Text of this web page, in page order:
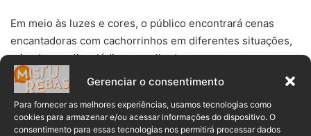
Gerenciar o consentimento
Para fornecer as melhores experiências, usamos tecnologias como
cookies para armazenar e/ou acessar informações do dispositivo. O
consentimento para essas tecnologias nos permitirá processar dados
Em meio às luzes e cores, o público encontrará cenas
encantadoras com cachorrinhos em diferentes situações,
criando um clima lúdico e acolhedor.
A decoração também apresenta um Papai Noel artista, que
registra as memórias por meio de pinturas e fotografias.